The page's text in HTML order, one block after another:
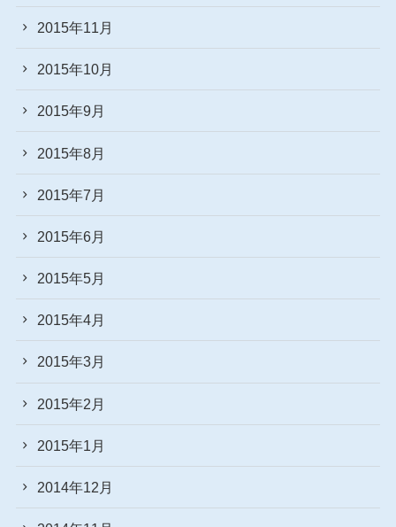
2015年11月
2015年10月
2015年9月
2015年8月
2015年7月
2015年6月
2015年5月
2015年4月
2015年3月
2015年2月
2015年1月
2014年12月